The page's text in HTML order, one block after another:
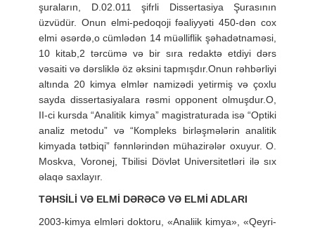
şuraların, D.02.011 şifrli Dissertasiya Şurasının
üzvüdür. Onun elmi-pedoqoji fəaliyyəti 450-dən cox
elmi əsərdə,o cümlədən 14 müəlliflik şəhadətnaməsi,
10 kitab,2 tərcümə və bir sıra redaktə etdiyi dərs
vəsaiti və dərsliklə öz əksini tapmışdır.Onun rəhbərliyi
altında 20 kimya elmlər namizədi yetirmiş və çoxlu
sayda dissertasiyalara rəsmi opponent olmuşdur.O,
II-ci kursda “Analitik kimya” magistraturada isə “Optiki
analiz metodu” və “Кompleks birləşmələrin analitik
kimyada tətbiqi” fənnlərindən mühazirələr oxuyur. O.
Moskva, Voronej, Tbilisi Dövlət Universitetləri ilə sıx
əlaqə saxlayır.
TƏHSİLİ VƏ ELMİ DƏRƏCƏ VƏ ELMİ ADLARI
2003-kimya elmləri doktoru, «Analiik kimya», «Qeyri-